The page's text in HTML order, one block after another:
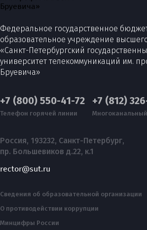
Федеральное государственное
образовательное учреждение
«Санкт-Петербургский
университет телекоммуникаций им.
Бруевича»
+7 (800) 550-41-72
Телефон горячей линии
+7 (812)
Россия, 193232, Санкт-Петербург,
пр. Большевиков д.22, к.1
rector@sut.ru
Сведения об образовательной организации
О противодействии коррупции
Минцифры России